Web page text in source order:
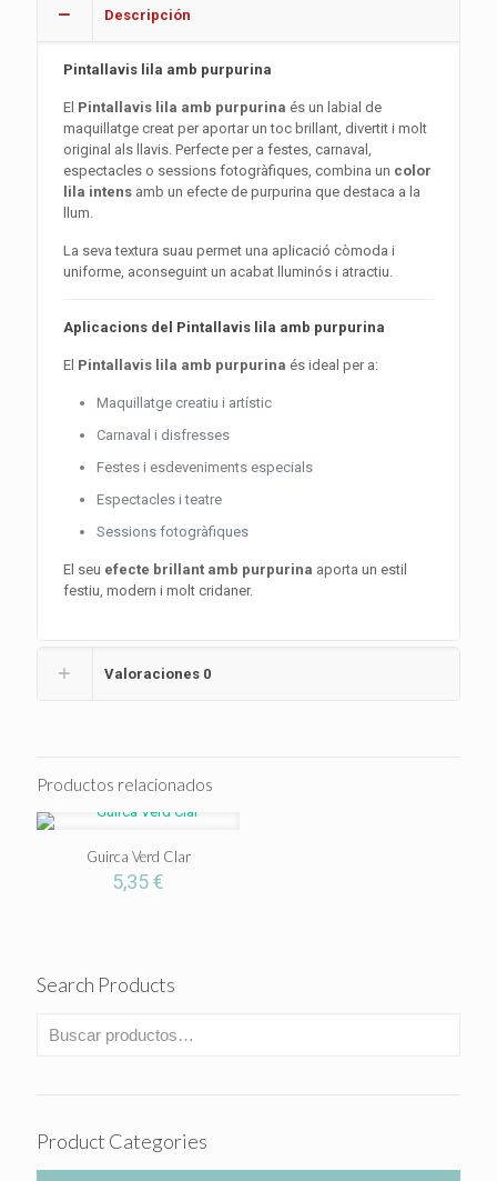
Descripción
Pintallavis lila amb purpurina
El Pintallavis lila amb purpurina és un labial de
maquillatge creat per aportar un toc brillant, divertit i molt
original als llavis. Perfecte per a festes, carnaval,
espectacles o sessions fotogràfiques, combina un color
lila intens amb un efecte de purpurina que destaca a la
llum.
La seva textura suau permet una aplicació còmoda i
uniforme, aconseguint un acabat lluminós i atractiu.
Aplicacions del Pintallavis lila amb purpurina
El Pintallavis lila amb purpurina és ideal per a:
Maquillatge creatiu i artístic
Carnaval i disfresses
Festes i esdeveniments especials
Espectacles i teatre
Sessions fotogràfiques
El seu efecte brillant amb purpurina aporta un estil
festiu, modern i molt cridaner.
Valoraciones 0
Productos relacionados
Guirca Verd Clar
5,35€
Search Products
Product Categories